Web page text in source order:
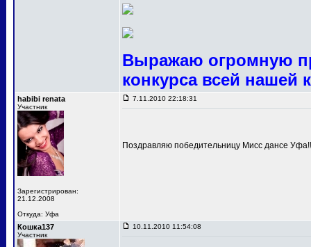
Выражаю огромную
конкурса всей нашей
habibi renata
Участник
Зарегистрирован:
21.12.2008
Откуда: Уфа
7.11.2010 22:18:31
Поздравляю победительницу Мисс дансе
Кошка137
Участник
10.11.2010 11:54:08